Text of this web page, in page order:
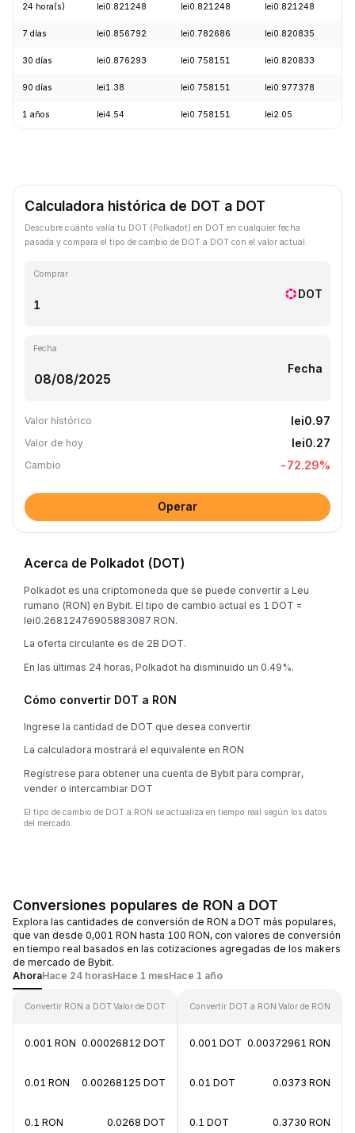
24 hora(s) lei0.821248 lei0.821248 lei0.821248
7 días lei0.856792 lei0.782686 lei0.820835
30 días lei0.876293 lei0.758151 lei0.820833
90 días lei1.38 lei0.758151 lei0.977378
1 años lei4.54 lei0.758151 lei2.05
Calculadora histórica de DOT a DOT
Descubre cuánto valía tu DOT (Polkadot) en DOT en cualquier fecha
pasada y compara el tipo de cambio de DOT a DOT con el valor actual.
Comprar
DOT
Fecha
Fecha
Valor histórico lei0.97
Valor de hoy lei0.27
Cambio -72.29%
Operar
Acerca de Polkadot (DOT)
Polkadot es una criptomoneda que se puede convertir a Leu
rumano (RON) en Bybit. El tipo de cambio actual es 1 DOT =
lei0.26812476905883087 RON.
La oferta circulante es de 2B DOT.
En las últimas 24 horas, Polkadot ha disminuido un 0.49%.
Cómo convertir DOT a RON
Ingrese la cantidad de DOT que desea convertir
La calculadora mostrará el equivalente en RON
Regístrese para obtener una cuenta de Bybit para comprar,
vender o intercambiar DOT
El tipo de cambio de DOT a RON se actualiza en tiempo real según los datos
del mercado.
Conversiones populares de RON a DOT
Explora las cantidades de conversión de RON a DOT más populares,
que van desde 0,001 RON hasta 100 RON, con valores de conversión
en tiempo real basados en las cotizaciones agregadas de los makers
de mercado de Bybit.
AhoraHace 24 horasHace 1 mesHace 1 año
Convertir RON a DOTValor de DOT
0.001 RON 0.00026812 DOT
0.01 RON 0.00268125 DOT
0.1 RON 0.0268 DOT
Convertir DOT a RON Valor de RON
0.001 DOT 0.00372961 RON
0.01 DOT 0.0373 RON
0.1 DOT 0.3730 RON